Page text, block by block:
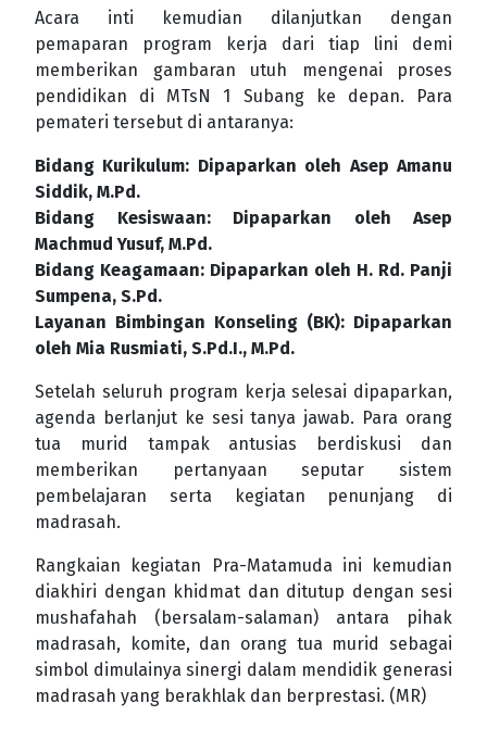
Acara inti kemudian dilanjutkan dengan
pemaparan program kerja dari tiap lini demi
memberikan gambaran utuh mengenai proses
pendidikan di MTsN 1 Subang ke depan. Para
pemateri tersebut di antaranya:
Bidang Kurikulum: Dipaparkan oleh Asep Amanu
Siddik, M.Pd.
Bidang Kesiswaan: Dipaparkan oleh Asep
Machmud Yusuf, M.Pd.
Bidang Keagamaan: Dipaparkan oleh H. Rd. Panji
Sumpena, S.Pd.
Layanan Bimbingan Konseling (BK): Dipaparkan
oleh Mia Rusmiati, S.Pd.I., M.Pd.
Setelah seluruh program kerja selesai dipaparkan,
agenda berlanjut ke sesi tanya jawab. Para orang
tua murid tampak antusias berdiskusi dan
memberikan pertanyaan seputar sistem
pembelajaran serta kegiatan penunjang di
madrasah.
Rangkaian kegiatan Pra-Matamuda ini kemudian
diakhiri dengan khidmat dan ditutup dengan sesi
mushafahah (bersalam-salaman) antara pihak
madrasah, komite, dan orang tua murid sebagai
simbol dimulainya sinergi dalam mendidik generasi
madrasah yang berakhlak dan berprestasi. (MR)